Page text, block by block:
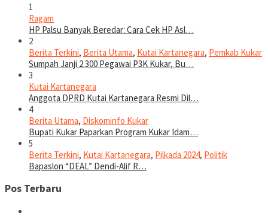
1
Ragam
HP Palsu Banyak Beredar: Cara Cek HP Asl…
2
Berita Terkini, Berita Utama, Kutai Kartanegara, Pemkab Kukar
Sumpah Janji 2.300 Pegawai P3K Kukar, Bu…
3
Kutai Kartanegara
Anggota DPRD Kutai Kartanegara Resmi Dil…
4
Berita Utama, Diskominfo Kukar
Bupati Kukar Paparkan Program Kukar Idam…
5
Berita Terkini, Kutai Kartanegara, Pilkada 2024, Politik
Bapaslon “DEAL” Dendi-Alif R…
Pos Terbaru